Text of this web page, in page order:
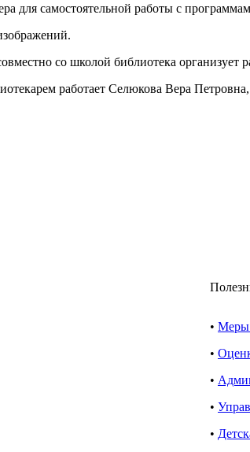
для самостоятельной работы с
со школой библиотека
работает Селюкова Вера Петровна,
• Меры
•
•
•
•